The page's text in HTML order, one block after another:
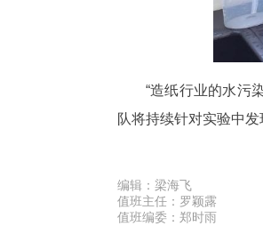
“造纸行业的水污
队将持续针对实验中
编辑： 梁海飞
值班主任： 罗颖露
值班编委： 郑时雨